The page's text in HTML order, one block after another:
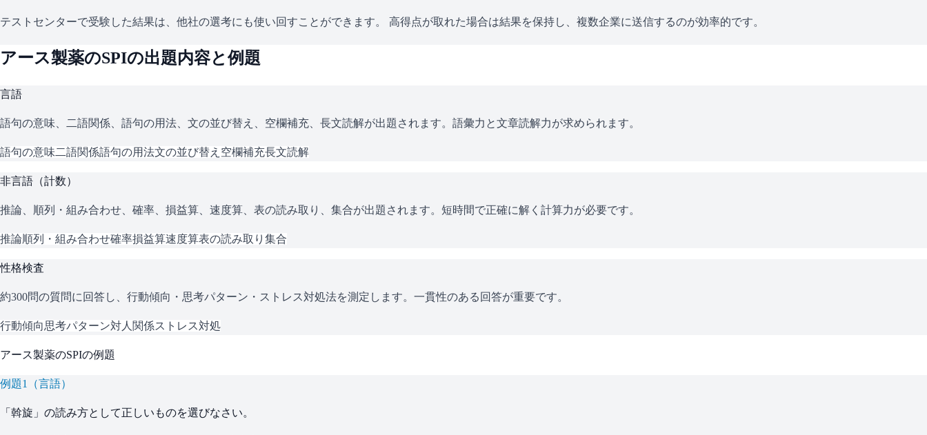
テストセンターで受験した結果は、他社の選考にも使い回すことができます。 高得点が取れた場合は結果を保持し、複数企業に送信するのが効率的です。
アース製薬のSPIの出題内容と例題
言語
語句の意味、二語関係、語句の用法、文の並び替え、空欄補充、長文読解が出題されます。語彙力と文章読解力が求められます。
語句の意味二語関係語句の用法文の並び替え 空欄補充長文読解
非言語（計数）
推論、順列・組み合わせ、確率、損益算、速度算、表の読み取り、集合が出題されます。短時間で正確に解く計算力が必要です。
推論順列・組み合わせ確率損益算速度算表の読み取り 集合
性格検査
約300問の質問に回答し、行動傾向・思考パターン・ストレス対処法を測定します。一貫性のある回答が重要です。
行動傾向思考パターン対人関係ストレス対処
アース製薬のSPIの例題
例題1 （言語）
「斡旋」の読み方として正しいものを選びなさい。